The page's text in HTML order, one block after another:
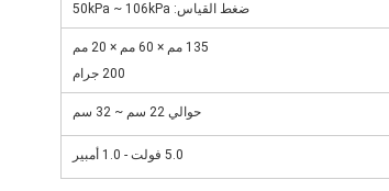
ضغط القياس: 50kPa ~ 106kPa
135 مم × 60 مم × 20 مم
200 جرام
حوالي 22 سم ~ 32 سم
5.0 فولت - 1.0 أمبير